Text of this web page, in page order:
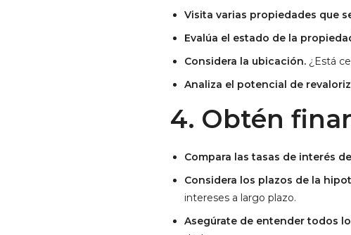
Visita varias propiedades que
Evalúa el estado de la
Considera la ubicación. ¿Está
Analiza el potencial de
4. Obtén
Compara las tasas de interés
Considera los plazos de la
intereses a largo plazo.
Asegúrate de entender todos